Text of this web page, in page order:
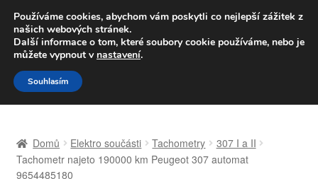
DOPRAVA od 139,-Kč
Volejte po-pá 9-16 704 494 494
Přeskočit
na
navigaci
Přejít
k
obsahu
Celosvětová doprava
Domů Elektro součásti Tachometry
307 I a II
Tachometr najeto 190000 km Peugeot 307 automat
9654485180
Používáme cookies, abychom vám poskytli co nejlepší zážitek z
našich webových stránek.
Další informace o tom, které soubory cookie používáme, nebo je
můžete vypnout v nastavení.
Souhlasím